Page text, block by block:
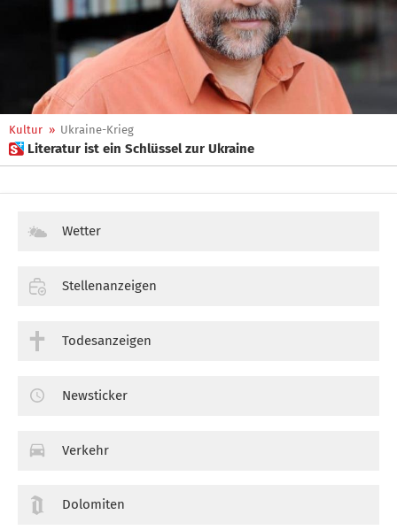
Kultur » Ukraine-Krieg
 Literatur ist ein Schlüssel zur Ukraine
Wetter
Stellenanzeigen
Todesanzeigen
Newsticker
Verkehr
Dolomiten